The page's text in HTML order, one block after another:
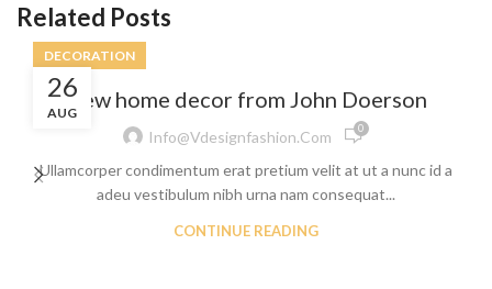
Related Posts
26
AUG
DECORATION
New home decor from John Doerson
Info@vdesignfashion.com 0
Ullamcorper condimentum erat pretium velit at ut a nunc id a
adeu vestibulum nibh urna nam consequat...
CONTINUE READING